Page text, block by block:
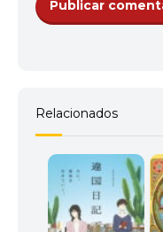
Relacionados